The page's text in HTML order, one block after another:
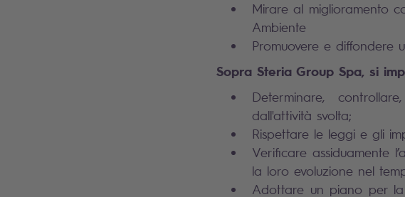
Mirare al miglioramento
Ambiente
Promuovere e diffondere
Sopra Steria Group Spa, si
Determinare,
dall'attività svolta;
Rispettare le leggi e gli
Verificare assiduamente
la loro evoluzione nel
Adottare un piano per